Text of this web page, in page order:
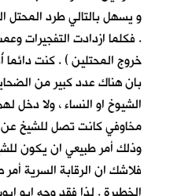
و يسهل بالتالي طرد المحتل
. فكلما ازدادت التفجيرات
خروج المحتلين ) . كنت
بان هناك عدد كبير من
الشيوخ او النساء ، ولا دخل
مخاوفي كانت تصل للشيخ عن
وذلك أمر طبيعي ان يكون
فلاشك ان الرقابة السرية